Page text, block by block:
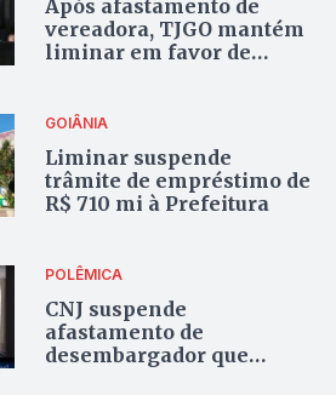
Após afastamento de
vereadora, TJGO mantém
liminar em favor de
GOIÂNIA
Liminar suspende
trâmite de empréstimo de
R$ 710 mi à Prefeitura
POLÊMICA
CNJ suspende
afastamento de
desembargador que